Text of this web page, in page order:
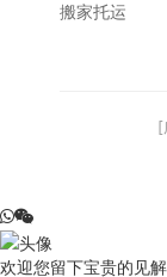
搬家托运
[
欢迎您留下宝贵的见解